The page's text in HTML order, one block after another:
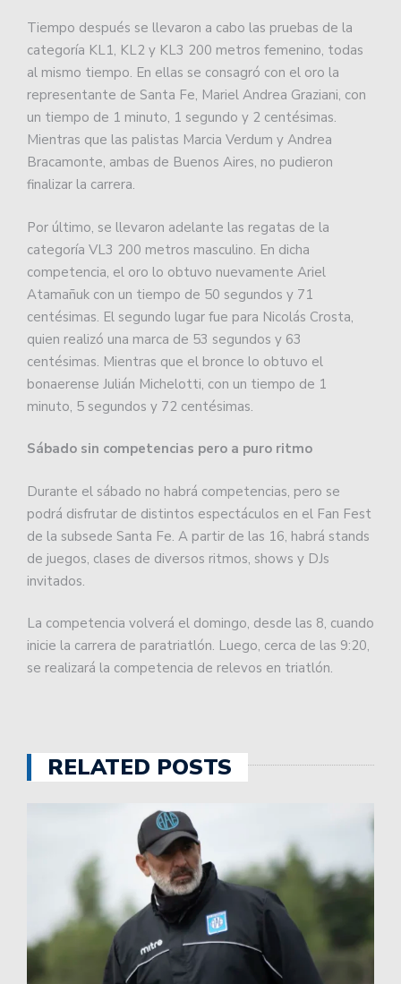
Tiempo después se llevaron a cabo las pruebas de la
categoría KL1, KL2 y KL3 200 metros femenino, todas
al mismo tiempo. En ellas se consagró con el oro la
representante de Santa Fe, Mariel Andrea Graziani, con
un tiempo de 1 minuto, 1 segundo y 2 centésimas.
Mientras que las palistas Marcia Verdum y Andrea
Bracamonte, ambas de Buenos Aires, no pudieron
finalizar la carrera.
Por último, se llevaron adelante las regatas de la
categoría VL3 200 metros masculino. En dicha
competencia, el oro lo obtuvo nuevamente Ariel
Atamañuk con un tiempo de 50 segundos y 71
centésimas. El segundo lugar fue para Nicolás Crosta,
quien realizó una marca de 53 segundos y 63
centésimas. Mientras que el bronce lo obtuvo el
bonaerense Julián Michelotti, con un tiempo de 1
minuto, 5 segundos y 72 centésimas.
Sábado sin competencias pero a puro ritmo
Durante el sábado no habrá competencias, pero se
podrá disfrutar de distintos espectáculos en el Fan Fest
de la subsede Santa Fe. A partir de las 16, habrá stands
de juegos, clases de diversos ritmos, shows y DJs
invitados.
La competencia volverá el domingo, desde las 8, cuando
inicie la carrera de paratriatlón. Luego, cerca de las 9:20,
se realizará la competencia de relevos en triatlón.
RELATED POSTS